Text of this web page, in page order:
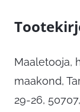
Maaletooja,
maakond,
29-26,